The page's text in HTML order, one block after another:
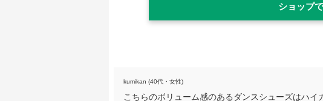
ショップ
kumikan (40代・女性)
こちらのボリューム感のあるダンスシューズはハ